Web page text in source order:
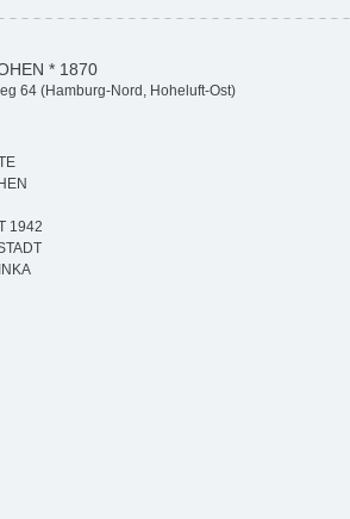
* 1870
64 (Hamburg-Nord, Hoheluft-Ost)
1942